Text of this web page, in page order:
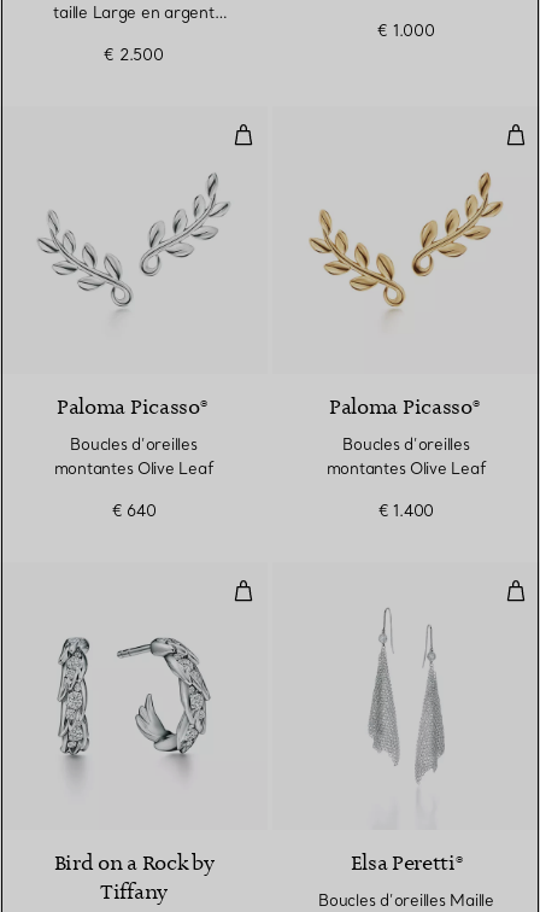
taille Large en argent
€ 2.500
€ 1.000
Boucles d’oreilles montantes
Paloma Picasso®
Boucles d’oreilles
montantes Olive Leaf
€ 640
Paloma Picasso®
Boucles d’oreilles
montantes Olive Leaf
€ 1.400
Boucles d’oreilles créoles
Bird on a Rock by
Tiffany
Elsa Peretti®
Boucles d’oreilles Maille